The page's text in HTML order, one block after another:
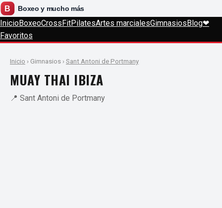
InicioBoxeoCrossFitPilatesArtes marcialesGimnasiosBlog❤
Favoritos
Inicio › Gimnasios › Sant Antoni de Portmany
MUAY THAI IBIZA
📍 Sant Antoni de Portmany